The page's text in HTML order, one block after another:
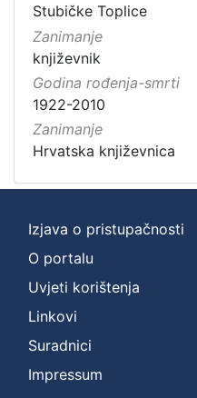
Stubičke Toplice
Zanimanje
književnik
Godina rođenja-smrti
1922-2010
Zanimanje
Hrvatska književnica
Izjava o pristupačnosti
O portalu
Uvjeti korištenja
Linkovi
Suradnici
Impressum